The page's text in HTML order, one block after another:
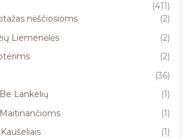
(411)
nėščiosioms
(2)
Liemenėlės
(2)
(2)
(36)
Lankelių
(1)
(1)
(1)